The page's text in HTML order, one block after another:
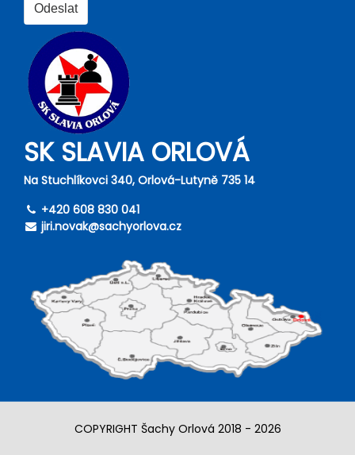
SK SLAVIA ORLOVÁ
Na Stuchlíkovci 340, Orlová-Lutyně 735 14
+420 608 830 041
jiri.novak@sachyorlova.cz
COPYRIGHT Šachy Orlová 2018 - 2026